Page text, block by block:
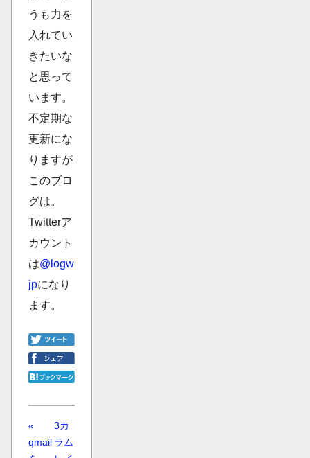
うも力を
入れてい
きたいな
と思って
います。
不定期な
更新にな
りますが
このブロ
グは。
Twitterア
カウント
は@logw
jpになり
ます。
«
qmail
3カ
ラム